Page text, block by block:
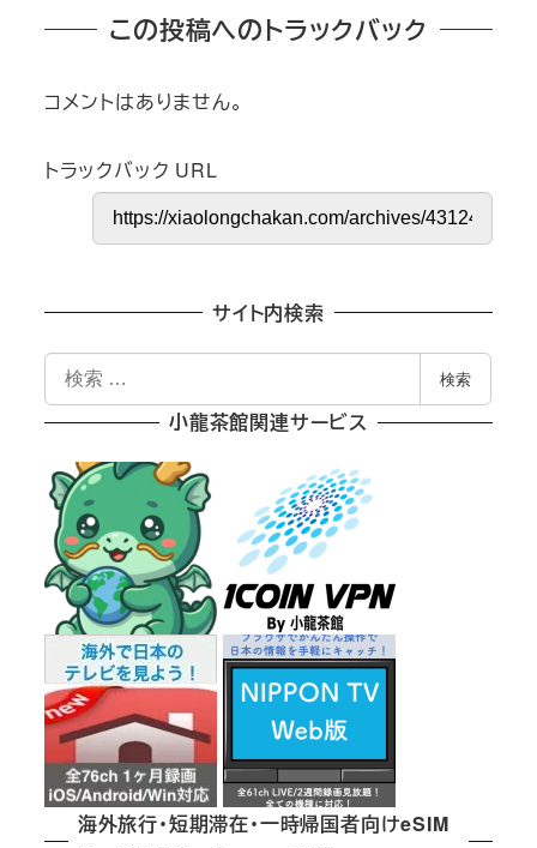
この投稿へのトラックバック
コメントはありません。
トラックバック URL
サイト内検索
索
検索
小龍茶館関連サービス
海外旅行・短期滞在・一時帰国者向けeSIM